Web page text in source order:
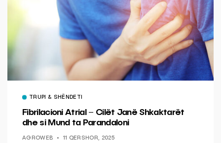
TRUPI & SHËNDETI
Fibrilacioni Atrial – Cilët Janë Shkaktarët
dhe si Mund ta Parandaloni
AGROWEB 11 QERSHOR, 2025